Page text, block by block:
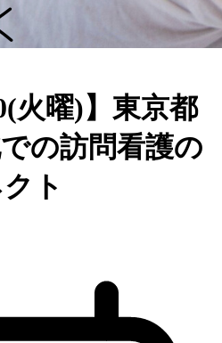
火曜)】東京都
の訪問看護の
ト